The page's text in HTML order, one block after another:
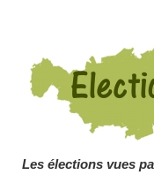
Les élections vues